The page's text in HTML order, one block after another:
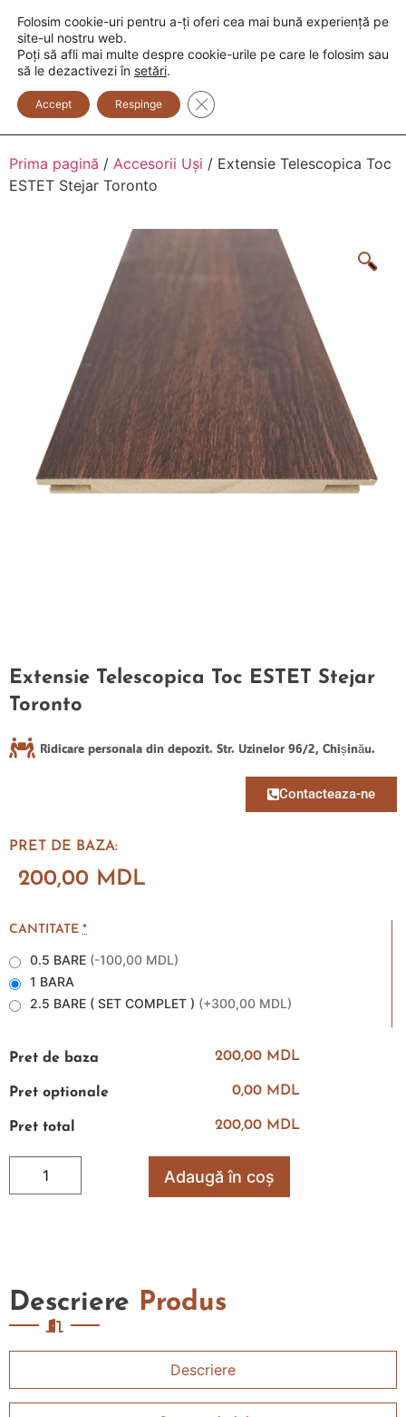
+373 600 888 33 +373 600 888 44
0
Prima pagină / Accesorii Uși / Extensie Telescopica Toc
ESTET Stejar Toronto
Extensie Telescopica Toc ESTET Stejar
Toronto
Ridicare personala din depozit. Str. Uzinelor 96/2, Chișinău.
Contacteaza-ne
PRET DE BAZA:
200,00 MDL
CANTITATE *
0.5 BARE (-100,00 MDL)
1 BARA
2.5 BARE ( SET COMPLET ) (+300,00 MDL)
Pret de baza 200,00 MDL
Pret optionale 0,00 MDL
Pret total 200,00 MDL
Adaugă în coș
Descriere Produs
Descriere
Folosim cookie-uri pentru a-ți oferi cea mai bună experiență pe
site-ul nostru web.
Poți să afli mai multe despre cookie-urile pe care le folosim sau
să le dezactivezi în setări.
Accept Respinge Close GDPR Cookie Banner